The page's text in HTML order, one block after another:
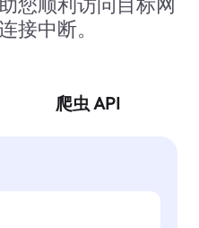
接中断。
爬虫 API